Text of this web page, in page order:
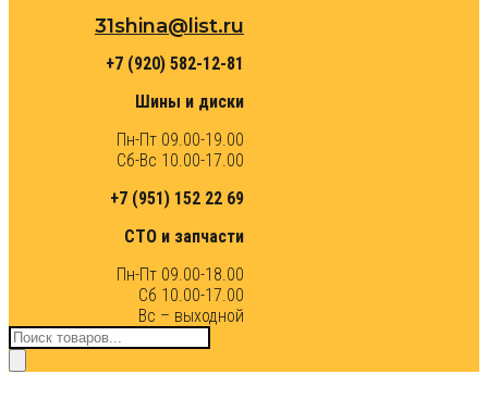
31shina@list.ru
+7 (920) 582-12-81
Шины и диски
Пн-Пт 09.00-19.00
Сб-Вс 10.00-17.00
+7 (951) 152 22 69
СТО и запчасти
Пн-Пт 09.00-18.00
Сб 10.00-17.00
Вс – выходной
Поиск
товаров